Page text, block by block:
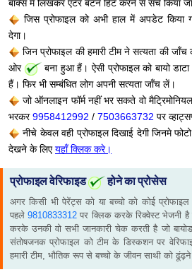
बॉक्स में लिखकर एंटर बटन हिट करने से सर्च किया
जिस प्रोफाइल को अभी हाल में अपडेट किया
देगा।
जिन प्रोफाइल की हमारी टीम ने सत्यता की
ओर
बना हुआ हैं। ऐसी प्रोफाइल को बायो
हैं। फिर भी सम्बंधित लोग अपनी सत्यता जाँच लें।
जो ऑनलाइन फॉर्म नहीं भर सकते वो
भरकर9958412992 / 7503663732 पर
नीचे केवल वही प्रोफाइल दिखाई देगी जिनमे
देखने के लिएयहाँ क्लिक करे।
प्रोफाइल वेरिफाइड होने का प्रोसेस
अगर किसी भी पेरेंट्स को या बच्चो को कोई
पहले9810833312 पर क्लिक करके रिक्वेस्ट भेजनी है
करके उनकी वो सभी जानकारी चेक करती है जो
संतोषजनक प्रोफाइल को टीम के डिस्कशन पर
हमारी टीम, भौतिक रूप से बच्चो के जीवन साथी को